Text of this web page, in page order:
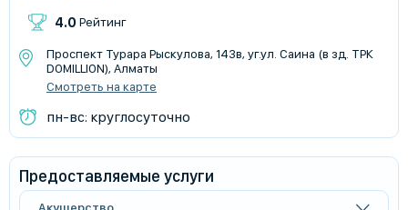
4.0 Рейтинг
Проспект Турара Рыскулова, 143в, уг.ул. Саина (в зд. ТРК
DOMILLION), Алматы
Смотреть на карте
пн-вс: круглосуточно
Предоставляемые услуги